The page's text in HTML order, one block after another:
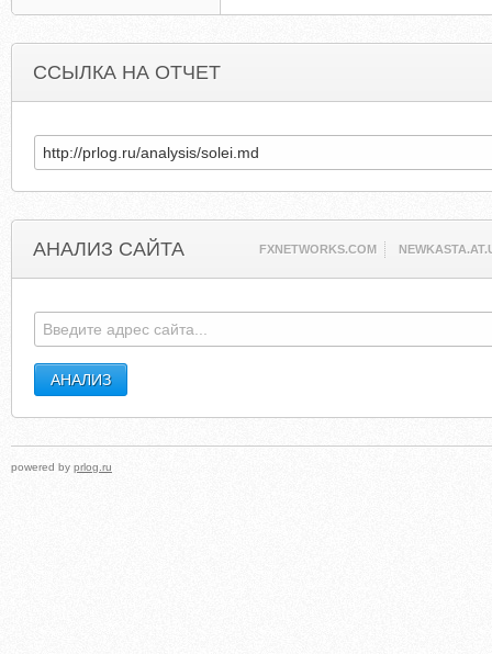
ССЫЛКА НА ОТЧЕТ
АНАЛИЗ САЙТА FXNETWORKS.COM
powered by prlog.ru